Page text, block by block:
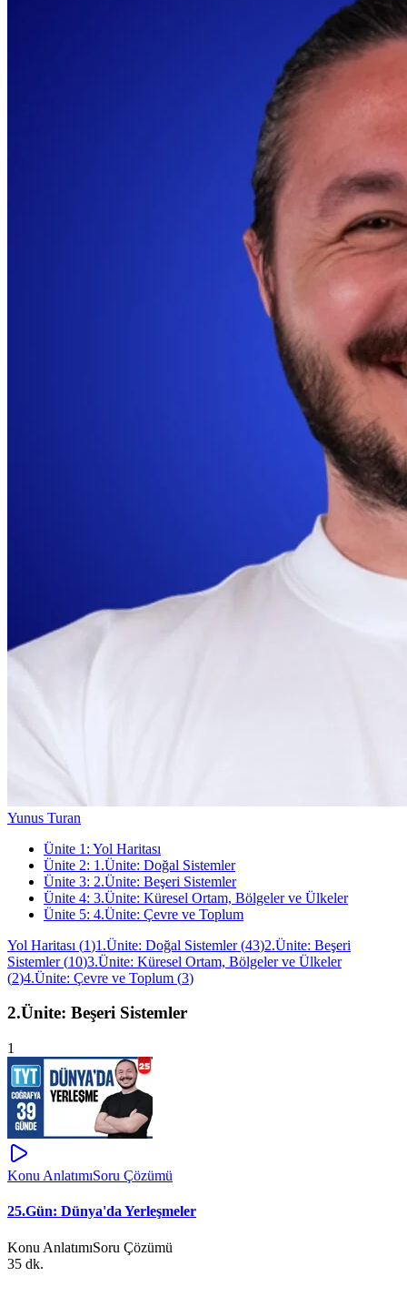
Yunus Turan
Ünite 1 : Yol Haritası
Ünite 2: 1.Ünite: Doğal Sistemler
Ünite 3: 2.Ünite: Beşeri Sistemler
Ünite 4: 3.Ünite: Küresel Ortam, Bölgeler ve Ülkeler
Ünite 5: 4.Ünite: Çevre ve Toplum
Yol Haritası (1)1.Ünite: Doğal Sistemler(43)2.Ünite: Beşeri
Sistemler(10)3.Ünite: Küresel Ortam, Bölgeler ve Ülkeler
(2)4.Ünite: Çevre ve Toplum (3)
2.Ünite: Beşeri Sistemler
1
Konu AnlatımıSoru Çözümü
25.Gün: Dünya'da Yerleşmeler
Konu AnlatımıSoru Çözümü
35 dk.